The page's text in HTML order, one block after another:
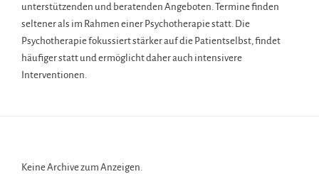
unterstützenden und beratenden Angeboten. Termine finden
seltener als im Rahmen einer Psychotherapie statt. Die
Psychotherapie fokussiert stärker auf die Patientselbst, findet
häufiger statt und ermöglicht daher auch intensivere
Interventionen.
Keine Archive zum Anzeigen.